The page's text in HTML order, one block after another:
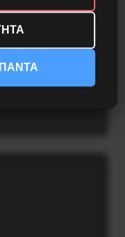
Παρίσι ο